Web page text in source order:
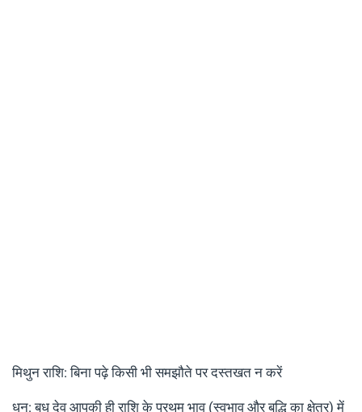
मिथुन राशि: बिना पढ़े किसी भी समझौते पर दस्तखत न करें
धन: बुध देव आपकी ही राशि के प्रथम भाव (स्वभाव और बुद्धि का क्षेत्र) में